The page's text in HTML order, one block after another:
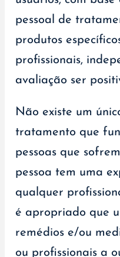
pessoal de
produtos
profissionais,
avaliação ser
Não existe um
tratamento que
pessoas que
pessoa tem uma
qualquer
é apropriado que
remédios e/ou
ou profissionais a